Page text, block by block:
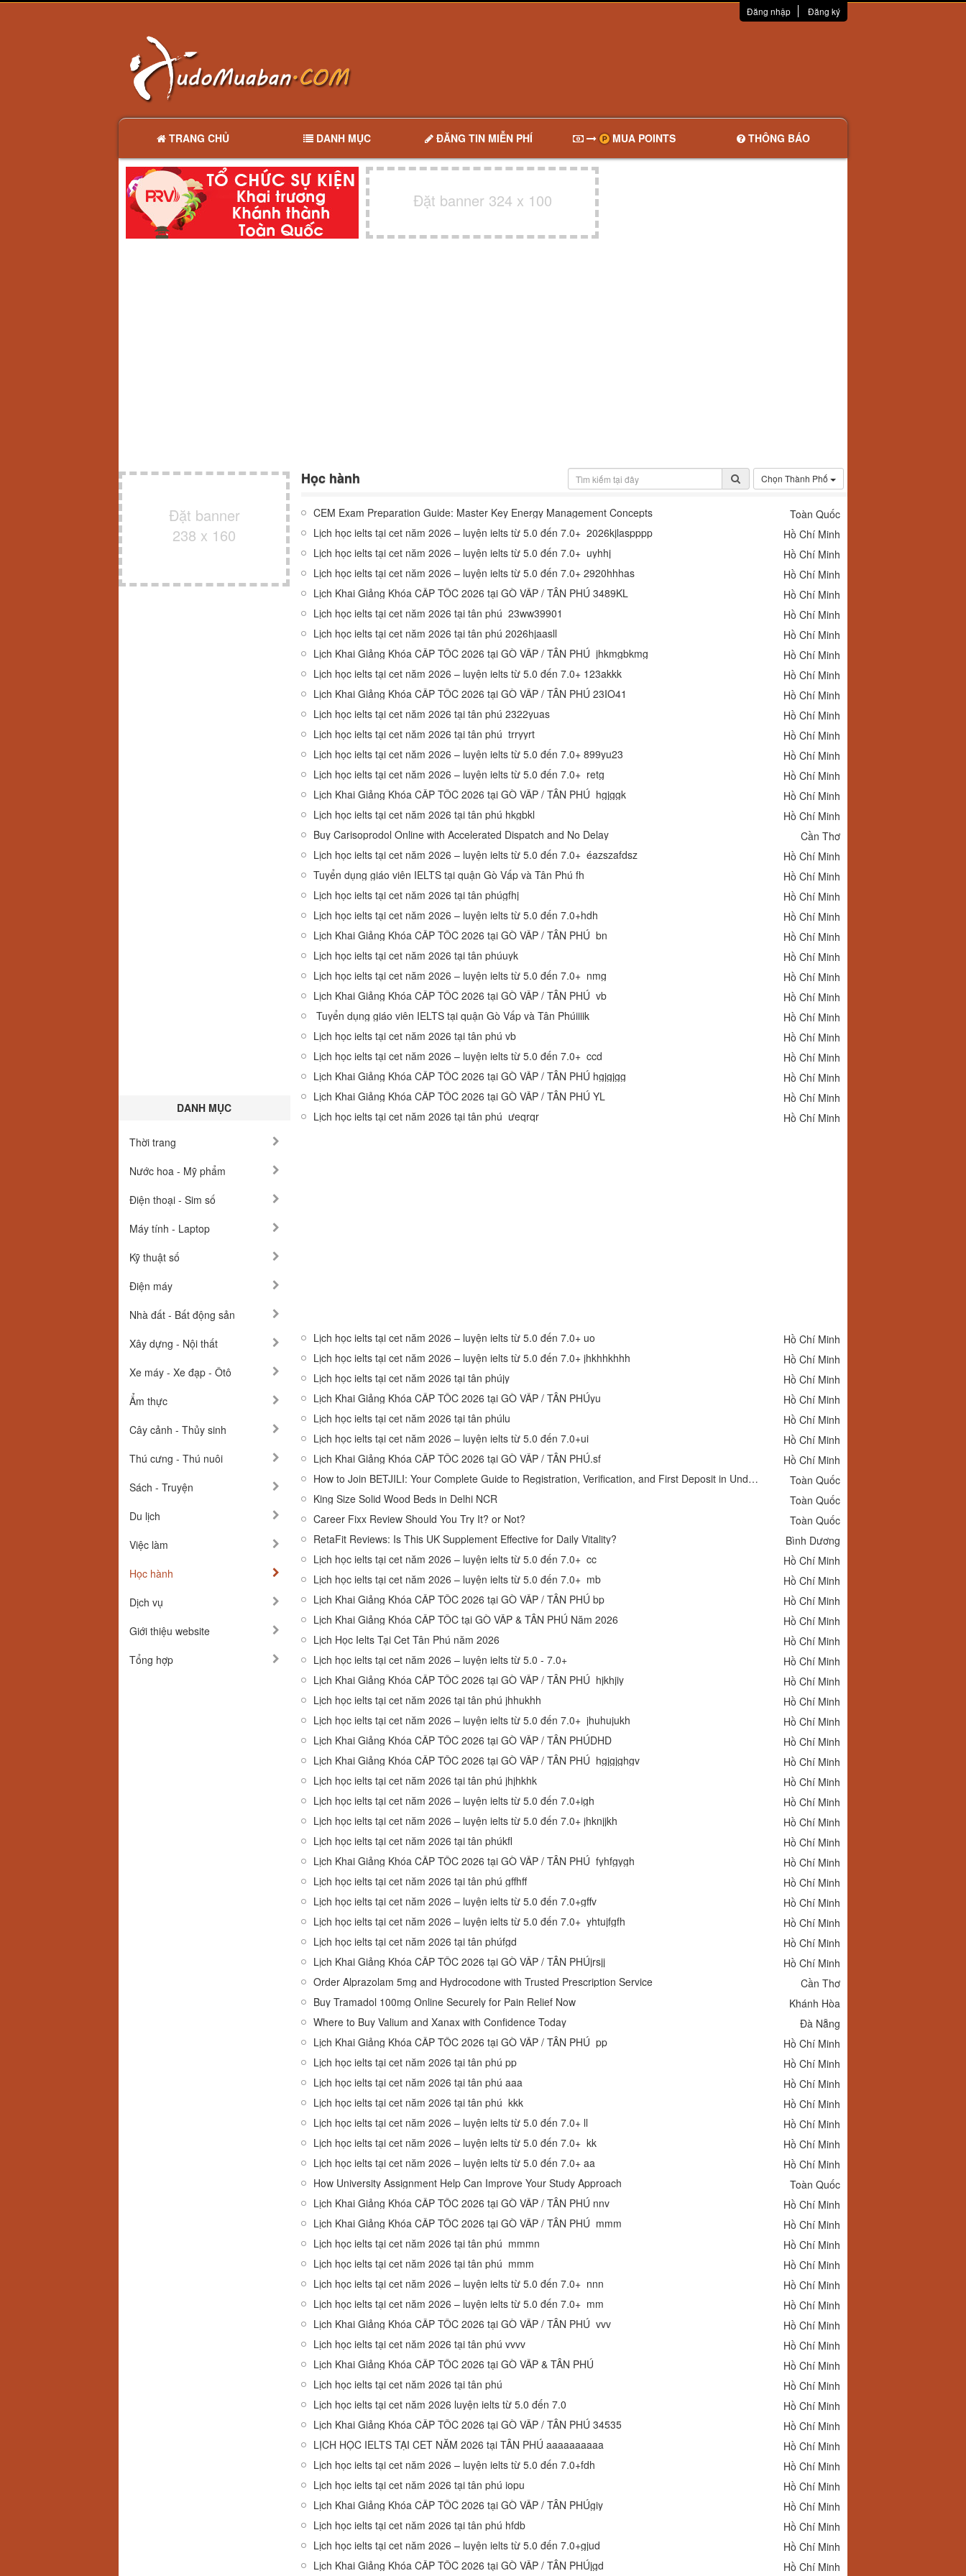
Đăng nhập Đăng ký
TRANG CHỦ DANH MỤC ĐĂNG TIN MIỄN PHÍ MUA POINTS THÔNG BÁO
Đặt banner 324 x 100
Đặt banner
238 x 160
DANH MỤC
Thời trang
Nước hoa - Mỹ phẩm
Điện thoại - Sim số
Máy tính - Laptop
Kỹ thuật số
Điện máy
Nhà đất - Bất động sản
Xây dựng - Nội thất
Xe máy - Xe đạp - Ôtô
Ẩm thực
Cây cảnh - Thủy sinh
Thú cưng - Thú nuôi
Sách - Truyện
Du lịch
Việc làm
Học hành
Dịch vụ
Giới thiệu website
Tổng hợp
Học hành Chọn Thành Phố
CEM Exam Preparation Guide: Master Key Energy Management Concepts
Toàn Quốc
Lịch học ielts tại cet năm 2026 – luyện ielts từ 5.0 đến 7.0+ 2026kjlaspppp
Hồ Chí Minh
Lịch học ielts tại cet năm 2026 – luyện ielts từ 5.0 đến 7.0+ uyhhj
Hồ Chí Minh
Lịch học ielts tại cet năm 2026 – luyện ielts từ 5.0 đến 7.0+ 2920hhhas
Hồ Chí Minh
Lịch Khai Giảng Khóa CẤP TỐC 2026 tại GÒ VẤP / TÂN PHÚ 3489KL
Hồ Chí Minh
Lịch học ielts tại cet năm 2026 tại tân phú 23ww39901
Hồ Chí Minh
Lịch học ielts tại cet năm 2026 tại tân phú 2026hjaasll
Hồ Chí Minh
Lịch Khai Giảng Khóa CẤP TỐC 2026 tại GÒ VẤP / TÂN PHÚ jhkmgbkmg
Hồ Chí Minh
Lịch học ielts tại cet năm 2026 – luyện ielts từ 5.0 đến 7.0+ 123akkk
Hồ Chí Minh
Lịch Khai Giảng Khóa CẤP TỐC 2026 tại GÒ VẤP / TÂN PHÚ 23IO41
Hồ Chí Minh
Lịch học ielts tại cet năm 2026 tại tân phú 2322yuas
Hồ Chí Minh
Lịch học ielts tại cet năm 2026 tại tân phú trryyrt
Hồ Chí Minh
Lịch học ielts tại cet năm 2026 – luyện ielts từ 5.0 đến 7.0+ 899yu23
Hồ Chí Minh
Lịch học ielts tại cet năm 2026 – luyện ielts từ 5.0 đến 7.0+ retg
Hồ Chí Minh
Lịch Khai Giảng Khóa CẤP TỐC 2026 tại GÒ VẤP / TÂN PHÚ hgjggk
Hồ Chí Minh
Lịch học ielts tại cet năm 2026 tại tân phú hkgbkl
Hồ Chí Minh
Buy Carisoprodol Online with Accelerated Dispatch and No Delay
Cần Thơ
Lịch học ielts tại cet năm 2026 – luyện ielts từ 5.0 đến 7.0+ éazszafdsz
Hồ Chí Minh
Tuyển dụng giáo viên IELTS tại quận Gò Vấp và Tân Phú fh
Hồ Chí Minh
Lịch học ielts tại cet năm 2026 tại tân phúgfhj
Hồ Chí Minh
Lịch học ielts tại cet năm 2026 – luyện ielts từ 5.0 đến 7.0+hdh
Hồ Chí Minh
Lịch Khai Giảng Khóa CẤP TỐC 2026 tại GÒ VẤP / TÂN PHÚ bn
Hồ Chí Minh
Lịch học ielts tại cet năm 2026 tại tân phúuyk
Hồ Chí Minh
Lịch học ielts tại cet năm 2026 – luyện ielts từ 5.0 đến 7.0+ nmg
Hồ Chí Minh
Lịch Khai Giảng Khóa CẤP TỐC 2026 tại GÒ VẤP / TÂN PHÚ vb
Hồ Chí Minh
Tuyển dụng giáo viên IELTS tại quận Gò Vấp và Tân Phúiiiik
Hồ Chí Minh
Lịch học ielts tại cet năm 2026 tại tân phú vb
Hồ Chí Minh
Lịch học ielts tại cet năm 2026 – luyện ielts từ 5.0 đến 7.0+ ccd
Hồ Chí Minh
Lịch Khai Giảng Khóa CẤP TỐC 2026 tại GÒ VẤP / TÂN PHÚ hgjgjgg
Hồ Chí Minh
Lịch Khai Giảng Khóa CẤP TỐC 2026 tại GÒ VẤP / TÂN PHÚ YL
Hồ Chí Minh
Lịch học ielts tại cet năm 2026 tại tân phú ưeqrqr
Hồ Chí Minh
Lịch học ielts tại cet năm 2026 – luyện ielts từ 5.0 đến 7.0+ uo
Hồ Chí Minh
Lịch học ielts tại cet năm 2026 – luyện ielts từ 5.0 đến 7.0+ jhkhhkhhh
Hồ Chí Minh
Lịch học ielts tại cet năm 2026 tại tân phújy
Hồ Chí Minh
Lịch Khai Giảng Khóa CẤP TỐC 2026 tại GÒ VẤP / TÂN PHÚyu
Hồ Chí Minh
Lịch học ielts tại cet năm 2026 tại tân phúlu
Hồ Chí Minh
Lịch học ielts tại cet năm 2026 – luyện ielts từ 5.0 đến 7.0+ui
Hồ Chí Minh
Lịch Khai Giảng Khóa CẤP TỐC 2026 tại GÒ VẤP / TÂN PHÚ.sf
Hồ Chí Minh
How to Join BETJILI: Your Complete Guide to Registration, Verification, and First Deposit in Under 10 Minutes
Toàn Quốc
King Size Solid Wood Beds in Delhi NCR
Toàn Quốc
Career Fixx Review Should You Try It? or Not?
Toàn Quốc
RetaFit Reviews: Is This UK Supplement Effective for Daily Vitality?
Bình Dương
Lịch học ielts tại cet năm 2026 – luyện ielts từ 5.0 đến 7.0+ cc
Hồ Chí Minh
Lịch học ielts tại cet năm 2026 – luyện ielts từ 5.0 đến 7.0+ mb
Hồ Chí Minh
Lịch Khai Giảng Khóa CẤP TỐC 2026 tại GÒ VẤP / TÂN PHÚ bp
Hồ Chí Minh
Lịch Khai Giảng Khóa CẤP TỐC tại GÒ VẤP & TÂN PHÚ Năm 2026
Hồ Chí Minh
Lịch Học Ielts Tại Cet Tân Phú năm 2026
Hồ Chí Minh
Lịch học ielts tại cet năm 2026 – luyện ielts từ 5.0 - 7.0+
Hồ Chí Minh
Lịch Khai Giảng Khóa CẤP TỐC 2026 tại GÒ VẤP / TÂN PHÚ hjkhjiy
Hồ Chí Minh
Lịch học ielts tại cet năm 2026 tại tân phú jhhukhh
Hồ Chí Minh
Lịch học ielts tại cet năm 2026 – luyện ielts từ 5.0 đến 7.0+ jhuhujukh
Hồ Chí Minh
Lịch Khai Giảng Khóa CẤP TỐC 2026 tại GÒ VẤP / TÂN PHÚDHD
Hồ Chí Minh
Lịch Khai Giảng Khóa CẤP TỐC 2026 tại GÒ VẤP / TÂN PHÚ hgjgjghgv
Hồ Chí Minh
Lịch học ielts tại cet năm 2026 tại tân phú jhjhkhk
Hồ Chí Minh
Lịch học ielts tại cet năm 2026 – luyện ielts từ 5.0 đến 7.0+igh
Hồ Chí Minh
Lịch học ielts tại cet năm 2026 – luyện ielts từ 5.0 đến 7.0+ jhknjjkh
Hồ Chí Minh
Lịch học ielts tại cet năm 2026 tại tân phúkfl
Hồ Chí Minh
Lịch Khai Giảng Khóa CẤP TỐC 2026 tại GÒ VẤP / TÂN PHÚ fyhfgygh
Hồ Chí Minh
Lịch học ielts tại cet năm 2026 tại tân phú gffhff
Hồ Chí Minh
Lịch học ielts tại cet năm 2026 – luyện ielts từ 5.0 đến 7.0+gffv
Hồ Chí Minh
Lịch học ielts tại cet năm 2026 – luyện ielts từ 5.0 đến 7.0+ yhtujfgfh
Hồ Chí Minh
Lịch học ielts tại cet năm 2026 tại tân phúfgd
Hồ Chí Minh
Lịch Khai Giảng Khóa CẤP TỐC 2026 tại GÒ VẤP / TÂN PHÚjrsjj
Hồ Chí Minh
Order Alprazolam 5mg and Hydrocodone with Trusted Prescription Service
Cần Thơ
Buy Tramadol 100mg Online Securely for Pain Relief Now
Khánh Hòa
Where to Buy Valium and Xanax with Confidence Today
Đà Nẵng
Lịch Khai Giảng Khóa CẤP TỐC 2026 tại GÒ VẤP / TÂN PHÚ pp
Hồ Chí Minh
Lịch học ielts tại cet năm 2026 tại tân phú pp
Hồ Chí Minh
Lịch học ielts tại cet năm 2026 tại tân phú aaa
Hồ Chí Minh
Lịch học ielts tại cet năm 2026 tại tân phú kkk
Hồ Chí Minh
Lịch học ielts tại cet năm 2026 – luyện ielts từ 5.0 đến 7.0+ ll
Hồ Chí Minh
Lịch học ielts tại cet năm 2026 – luyện ielts từ 5.0 đến 7.0+ kk
Hồ Chí Minh
Lịch học ielts tại cet năm 2026 – luyện ielts từ 5.0 đến 7.0+ aa
Hồ Chí Minh
How University Assignment Help Can Improve Your Study Approach
Toàn Quốc
Lịch Khai Giảng Khóa CẤP TỐC 2026 tại GÒ VẤP / TÂN PHÚ nnv
Hồ Chí Minh
Lịch Khai Giảng Khóa CẤP TỐC 2026 tại GÒ VẤP / TÂN PHÚ mmm
Hồ Chí Minh
Lịch học ielts tại cet năm 2026 tại tân phú mmmn
Hồ Chí Minh
Lịch học ielts tại cet năm 2026 tại tân phú mmm
Hồ Chí Minh
Lịch học ielts tại cet năm 2026 – luyện ielts từ 5.0 đến 7.0+ nnn
Hồ Chí Minh
Lịch học ielts tại cet năm 2026 – luyện ielts từ 5.0 đến 7.0+ mm
Hồ Chí Minh
Lịch Khai Giảng Khóa CẤP TỐC 2026 tại GÒ VẤP / TÂN PHÚ vvv
Hồ Chí Minh
Lịch học ielts tại cet năm 2026 tại tân phú vvvv
Hồ Chí Minh
Lịch Khai Giảng Khóa CẤP TỐC 2026 tại GÒ VẤP & TÂN PHÚ
Hồ Chí Minh
Lịch học ielts tại cet năm 2026 tại tân phú
Hồ Chí Minh
Lịch học ielts tại cet năm 2026 luyện ielts từ 5.0 đến 7.0
Hồ Chí Minh
Lịch Khai Giảng Khóa CẤP TỐC 2026 tại GÒ VẤP / TÂN PHÚ 34535
Hồ Chí Minh
LỊCH HỌC IELTS TẠI CET NĂM 2026 tại TÂN PHÚ aaaaaaaaaa
Hồ Chí Minh
Lịch học ielts tại cet năm 2026 – luyện ielts từ 5.0 đến 7.0+fdh
Hồ Chí Minh
Lịch học ielts tại cet năm 2026 tại tân phú iopu
Hồ Chí Minh
Lịch Khai Giảng Khóa CẤP TỐC 2026 tại GÒ VẤP / TÂN PHÚgiy
Hồ Chí Minh
Lịch học ielts tại cet năm 2026 tại tân phú hfdb
Hồ Chí Minh
Lịch học ielts tại cet năm 2026 – luyện ielts từ 5.0 đến 7.0+gjud
Hồ Chí Minh
Lịch Khai Giảng Khóa CẤP TỐC 2026 tại GÒ VẤP / TÂN PHÚjgd
Hồ Chí Minh